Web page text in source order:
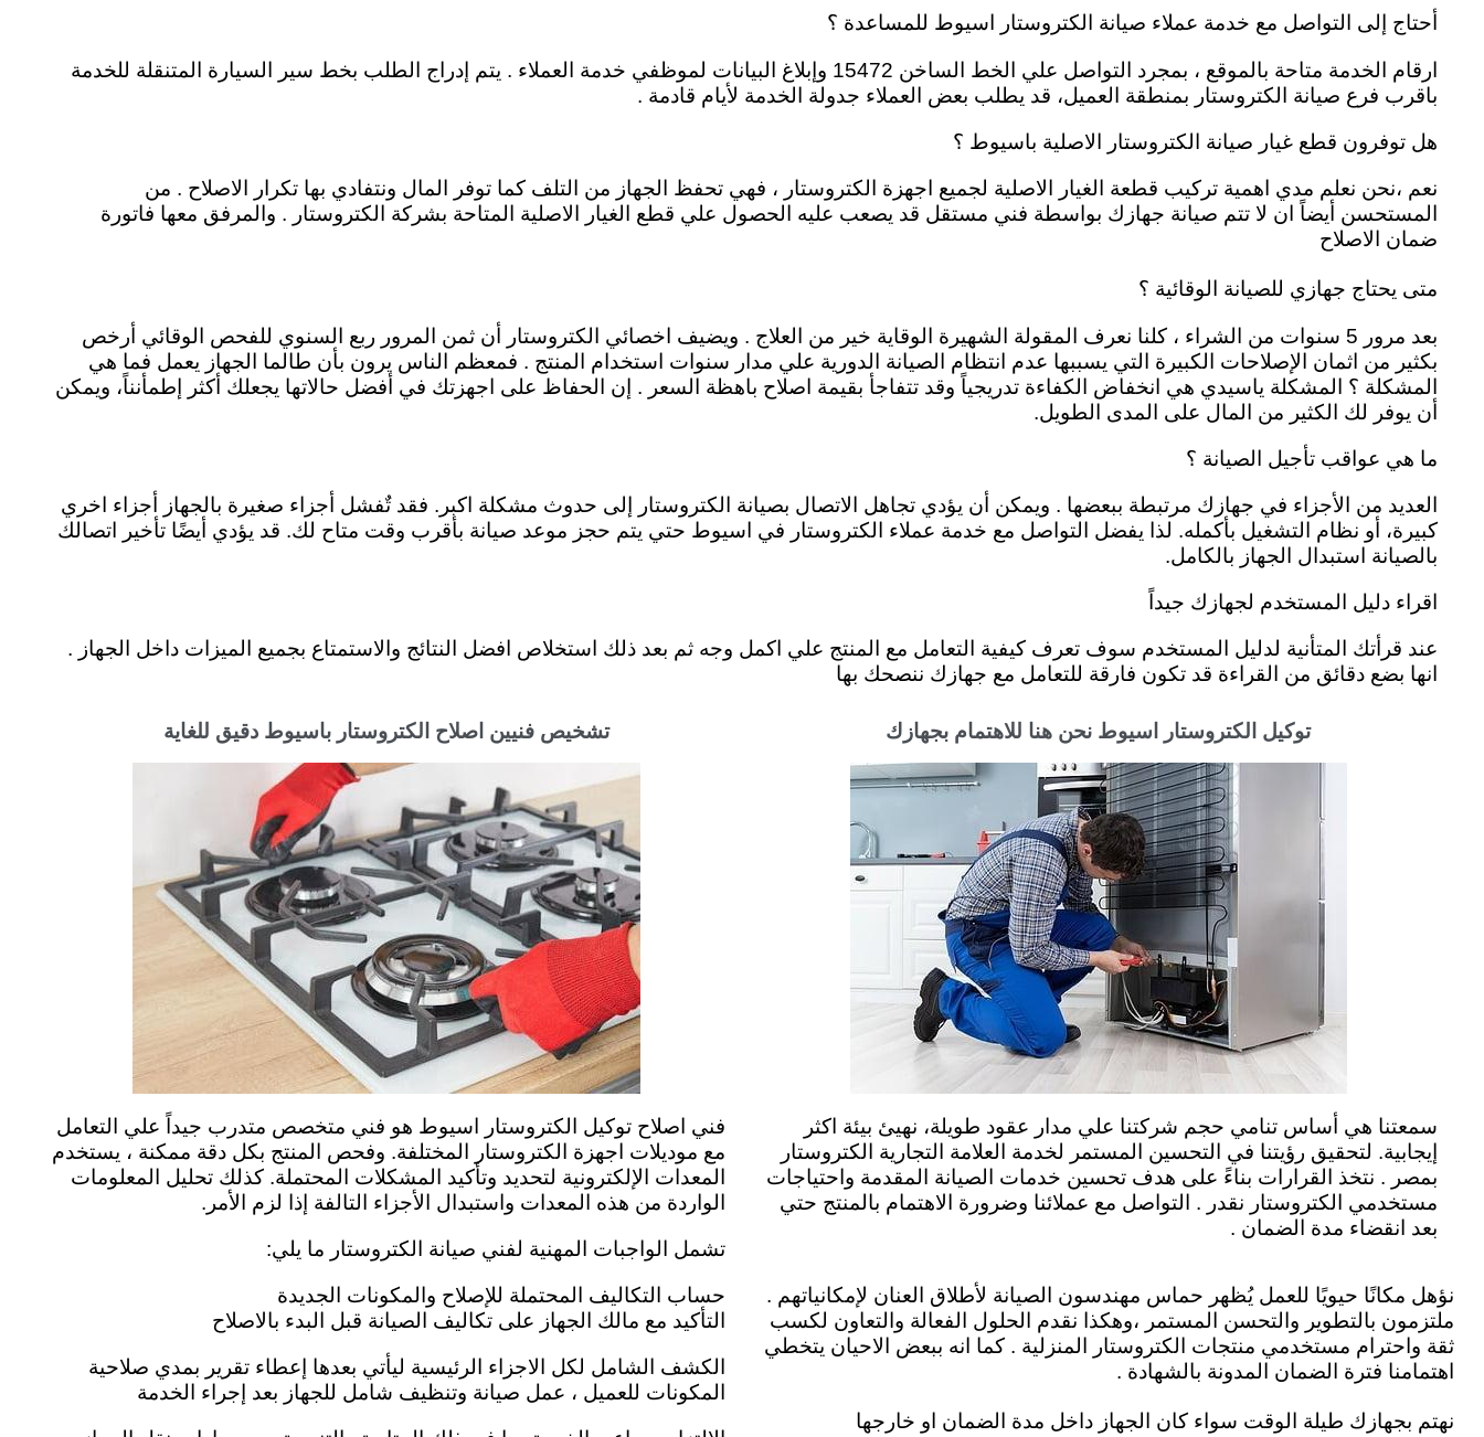
أحتاج إلى التواصل مع خدمة عملاء صيانة الكتروستار اسيوط للمساعدة ؟
ارقام الخدمة متاحة بالموقع ، بمجرد التواصل علي الخط الساخن 15472 وإبلاغ البيانات لموظفي خدمة العملاء . يتم إدراج الطلب بخط سير السيارة المتنقلة للخدمة
باقرب فرع صيانة الكتروستار بمنطقة العميل، قد يطلب بعض العملاء جدولة الخدمة لأيام قادمة .
هل توفرون قطع غيار صيانة الكتروستار الاصلية باسيوط ؟
نعم ،نحن نعلم مدي اهمية تركيب قطعة الغيار الاصلية لجميع اجهزة الكتروستار ، فهي تحفظ الجهاز من التلف كما توفر المال ونتفادي بها تكرار الاصلاح . من
المستحسن أيضاً ان لا تتم صيانة جهازك بواسطة فني مستقل قد يصعب عليه الحصول علي قطع الغيار الاصلية المتاحة بشركة الكتروستار . والمرفق معها فاتورة
ضمان الاصلاح
متى يحتاج جهازي للصيانة الوقائية ؟
بعد مرور 5 سنوات من الشراء ، كلنا نعرف المقولة الشهيرة الوقاية خير من العلاج . ويضيف اخصائي الكتروستار أن ثمن المرور ربع السنوي للفحص الوقائي أرخص
بكثير من اثمان الإصلاحات الكبيرة التي يسببها عدم انتظام الصيانة الدورية علي مدار سنوات استخدام المنتج . فمعظم الناس يرون بأن طالما الجهاز يعمل فما هي
المشكلة ؟ المشكلة ياسيدي هي انخفاض الكفاءة تدريجياً وقد تتفاجأ بقيمة اصلاح باهظة السعر . إن الحفاظ على اجهزتك في أفضل حالاتها يجعلك أكثر إطمأنناً، ويمكن
أن يوفر لك الكثير من المال على المدى الطويل.
ما هي عواقب تأجيل الصيانة ؟
العديد من الأجزاء في جهازك مرتبطة ببعضها . ويمكن أن يؤدي تجاهل الاتصال بصيانة الكتروستار إلى حدوث مشكلة اكبر. فقد تٌفشل أجزاء صغيرة بالجهاز أجزاء اخري
كبيرة، أو نظام التشغيل بأكمله. لذا يفضل التواصل مع خدمة عملاء الكتروستار في اسيوط حتي يتم حجز موعد صيانة بأقرب وقت متاح لك. قد يؤدي أيضًا تأخير اتصالك
بالصيانة استبدال الجهاز بالكامل.
اقراء دليل المستخدم لجهازك جيداً
عند قرأتك المتأنية لدليل المستخدم سوف تعرف كيفية التعامل مع المنتج علي اكمل وجه ثم بعد ذلك استخلاص افضل النتائج والاستمتاع بجميع الميزات داخل الجهاز .
انها بضع دقائق من القراءة قد تكون فارقة للتعامل مع جهازك ننصحك بها
تشخيص فنيين اصلاح الكتروستار باسيوط دقيق للغاية
فني اصلاح توكيل الكتروستار اسيوط هو فني متخصص متدرب جيداً علي التعامل
مع موديلات اجهزة الكتروستار المختلفة. وفحص المنتج بكل دقة ممكنة ، يستخدم
المعدات الإلكترونية لتحديد وتأكيد المشكلات المحتملة. كذلك تحليل المعلومات
الواردة من هذه المعدات واستبدال الأجزاء التالفة إذا لزم الأمر.
تشمل الواجبات المهنية لفني صيانة الكتروستار ما يلي:
حساب التكاليف المحتملة للإصلاح والمكونات الجديدة
التأكيد مع مالك الجهاز على تكاليف الصيانة قبل البدء بالاصلاح
الكشف الشامل لكل الاجزاء الرئيسية ليأتي بعدها إعطاء تقرير بمدي صلاحية
المكونات للعميل ، عمل صيانة وتنظيف شامل للجهاز بعد إجراء الخدمة
توكيل الكتروستار اسيوط نحن هنا للاهتمام بجهازك
سمعتنا هي أساس تنامي حجم شركتنا علي مدار عقود طويلة، نهيئ بيئة اكثر
إيجابية. لتحقيق رؤيتنا في التحسين المستمر لخدمة العلامة التجارية الكتروستار
بمصر . نتخذ القرارات بناءً على هدف تحسين خدمات الصيانة المقدمة واحتياجات
مستخدمي الكتروستار نقدر . التواصل مع عملائنا وضرورة الاهتمام بالمنتج حتي
بعد انقضاء مدة الضمان .
نؤهل مكانًا حيويًا للعمل يُظهر حماس مهندسون الصيانة لأطلاق العنان لإمكانياتهم .
ملتزمون بالتطوير والتحسن المستمر ،وهكذا نقدم الحلول الفعالة والتعاون لكسب
ثقة واحترام مستخدمي منتجات الكتروستار المنزلية . كما انه ببعض الاحيان يتخطي
اهتمامنا فترة الضمان المدونة بالشهادة .
نهتم بجهازك طيلة الوقت سواء كان الجهاز داخل مدة الضمان او خارجها